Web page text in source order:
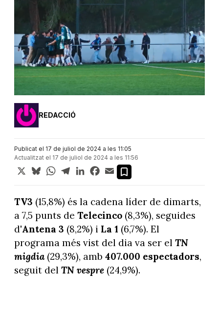
REDACCIÓ
Publicat el 17 de juliol de 2024 a les 11:05
Actualitzat el 17 de juliol de 2024 a les 11:56
X BlueskyWhatsApp
TelegramLinkedInFacebook
Email
TV3 (15,8%) és la cadena líder de dimarts,
a 7,5 punts de Telecinco(8,3%), seguides
d'Antena 3 (8,2%) i La 1 (6,7%). El
programa més vist del dia va ser el TN
migdia(29,3%), amb 407.000 espectadors,
seguit del TN vespre (24,9%).